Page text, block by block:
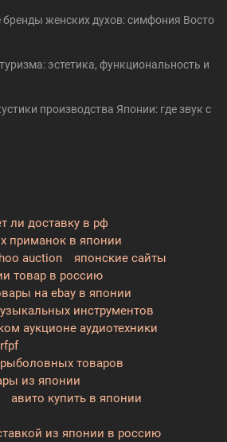
женских духов: симфония Восто
эстетика, функциональность и
производства Японии: где звук с
ли доставку в рф
приманок в японии
auction
японские сайты
товар в россию
на ebay в японии
инструментов
аукционе аудиотехники
товаров
из японии
авито купить в японии
из японии в россию